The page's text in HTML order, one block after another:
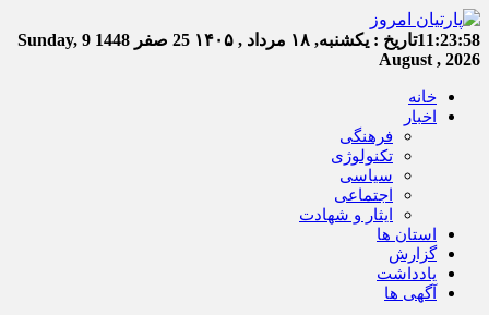
11:23:59تاریخ : یکشنبه, ۱۸ مرداد , ۱۴۰۵ 25 صفر 1448
Sunday, 9
August , 2026
خانه
اخبار
فرهنگی
تکنولوژی
سیاسی
اجتماعی
ایثار و شهادت
استان ها
گزارش
یادداشت
آگهی ها